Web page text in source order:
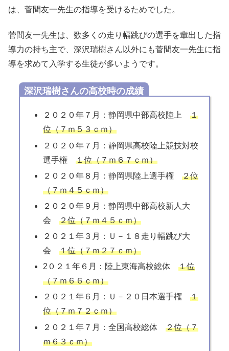
は、菅間友一先生の指導を受けるためでした。
菅間友一先生は、数多くの走り幅跳びの選手を輩出した指
導力の持ち主で、深沢瑞樹さん以外にも菅間友一先生に指
導を求めて入学する生徒が多いようです。
深沢瑞樹さんの高校時の成績
２０２０年７月：静岡県中部高校陸上 １
位（７ｍ５３ｃｍ）
２０２０年７月：静岡県高校陸上競技対校
選手権 １位（７ｍ６７ｃｍ）
２０２０年８月：静岡県陸上選手権 ２位
（７ｍ４５ｃｍ）
２０２０年９月：静岡県中部高校新人大
会 ２位（７ｍ４５ｃｍ）
２０２１年３月：Ｕ－１８走り幅跳び大
会 １位（７ｍ２７ｃｍ）
2０２１年６月：陸上東海高校総体 １位
（７ｍ６６ｃｍ）
２０２１年６月：Ｕ－２０日本選手権 １
位（７ｍ７２ｃｍ）
２０２１年７月：全国高校総体 ２位（７
ｍ６３ｃｍ）